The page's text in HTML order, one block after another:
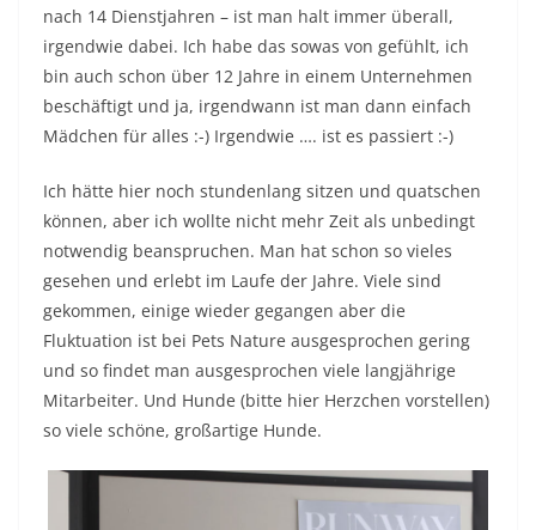
nach 14 Dienstjahren – ist man halt immer überall,
irgendwie dabei. Ich habe das sowas von gefühlt, ich
bin auch schon über 12 Jahre in einem Unternehmen
beschäftigt und ja, irgendwann ist man dann einfach
Mädchen für alles :-) Irgendwie …. ist es passiert :-)
Ich hätte hier noch stundenlang sitzen und quatschen
können, aber ich wollte nicht mehr Zeit als unbedingt
notwendig beanspruchen. Man hat schon so vieles
gesehen und erlebt im Laufe der Jahre. Viele sind
gekommen, einige wieder gegangen aber die
Fluktuation ist bei Pets Nature ausgesprochen gering
und so findet man ausgesprochen viele langjährige
Mitarbeiter. Und Hunde (bitte hier Herzchen vorstellen)
so viele schöne, großartige Hunde.